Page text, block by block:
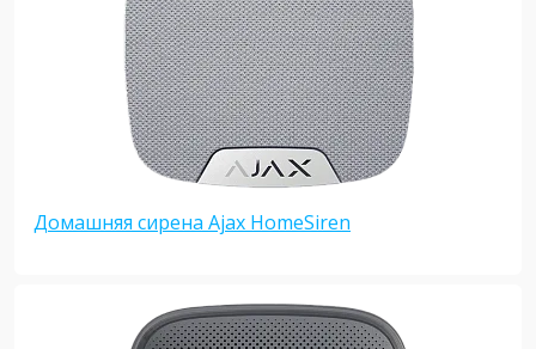
Домашняя сирена Ajax HomeSiren